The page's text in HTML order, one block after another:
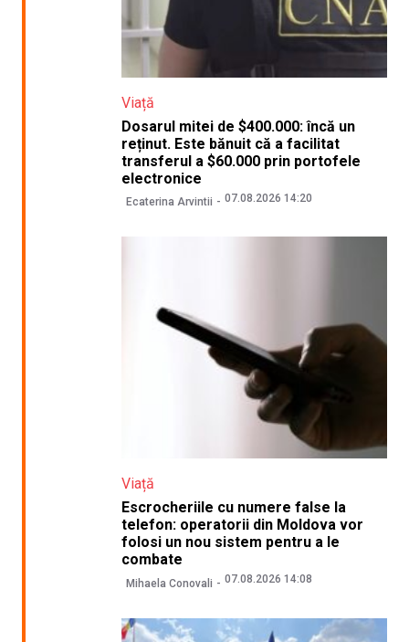
Viață
Dosarul mitei de $400.000: încă un
reținut. Este bănuit că a facilitat
transferul a $60.000 prin portofele
electronice
Ecaterina Arvintii 07.08.2026 14:20
Viață
Escrocheriile cu numere false la
telefon: operatorii din Moldova vor
folosi un nou sistem pentru a le
combate
Mihaela Conovali 07.08.2026 14:08